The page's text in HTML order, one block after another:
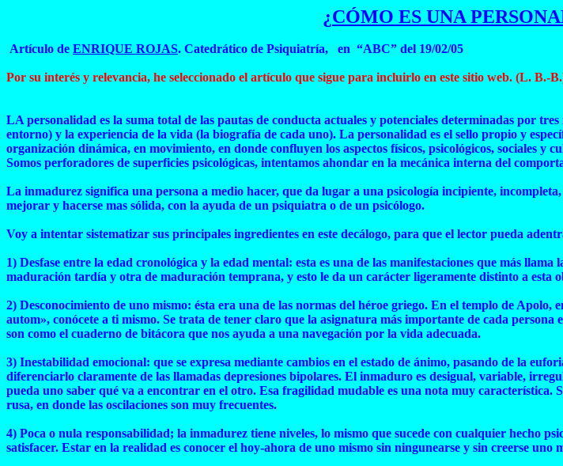
¿CÓMO ES UNA
Artículo de ENRIQUE ROJAS. Catedrático de Psiquiatría, en “ABC” del 19/02/05
Por su interés y relevancia, he seleccionado el artículo que sigue para incluirlo en este sitio web. (L. B.-
LA personalidad es la suma total de las pautas de conducta actuales y potenciales determinadas por
entorno) y la experiencia de la vida (la biografía de cada uno). La personalidad es el sello propio y
organización dinámica, en movimiento, en donde confluyen los aspectos físicos, psicológicos, sociales
Somos perforadores de superficies psicológicas, intentamos ahondar en la mecánica interna del
La inmadurez significa una persona a medio hacer, que da lugar a una psicología incipiente,
mejorar y hacerse mas sólida, con la ayuda de un psiquiatra o de un psicólogo.
Voy a intentar sistematizar sus principales ingredientes en este decálogo, para que el lector pueda
1) Desfase entre la edad cronológica y la edad mental: esta es una de las manifestaciones que más
maduración tardía y otra de maduración temprana, y esto le da un carácter ligeramente distinto a esta
2) Desconocimiento de uno mismo: ésta era una de las normas del héroe griego. En el templo de
autom», conócete a ti mismo. Se trata de tener claro que la asignatura más importante de cada
son como el cuaderno de bitácora que nos ayuda a una navegación por la vida adecuada.
3) Inestabilidad emocional: que se expresa mediante cambios en el estado de ánimo, pasando de la
diferenciarlo claramente de las llamadas depresiones bipolares. El inmaduro es desigual, variable,
pueda uno saber qué va a encontrar en el otro. Esa fragilidad mudable es una nota muy característica.
rusa, en donde las oscilaciones son muy frecuentes.
4) Poca o nula responsabilidad; la inmadurez tiene niveles, lo mismo que sucede con cualquier hecho
satisfacer. Estar en la realidad es conocer el hoy-ahora de uno mismo sin ningunearse y sin creerse uno